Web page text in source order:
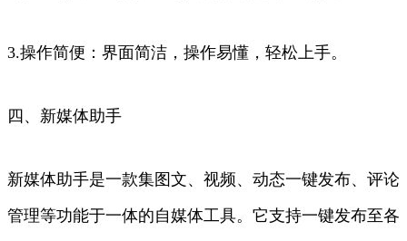
3.操作简便：界面简洁，操作易懂，轻松上手。
四、新媒体助手
新媒体助手是一款集图文、视频、动态一键发布、评论
管理等功能于一体的自媒体工具。它支持一键发布至各